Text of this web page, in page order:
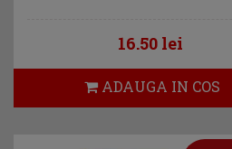
16.50 lei
ADAUGA IN COS